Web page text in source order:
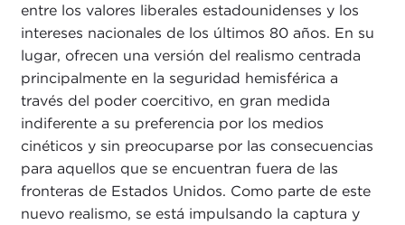
entre los valores liberales estadounidenses y los
intereses nacionales de los últimos 80 años. En su
lugar, ofrecen una versión del realismo centrada
principalmente en la seguridad hemisférica a
través del poder coercitivo, en gran medida
indiferente a su preferencia por los medios
cinéticos y sin preocuparse por las consecuencias
para aquellos que se encuentran fuera de las
fronteras de Estados Unidos. Como parte de este
nuevo realismo, se está impulsando la captura y